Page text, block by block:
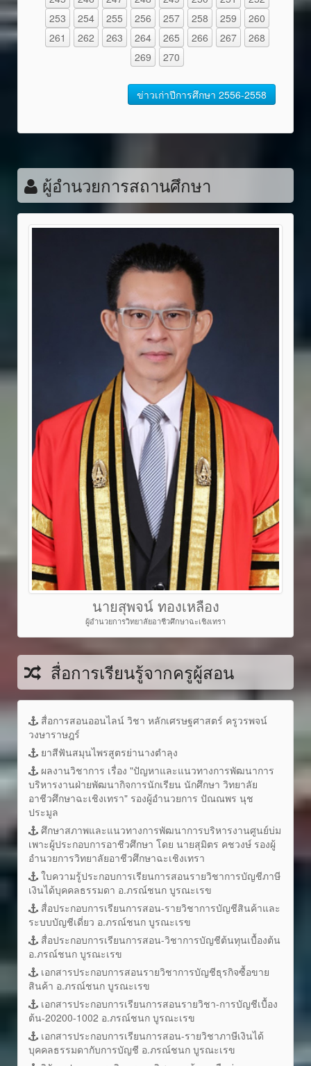
253
254 255 256 257 258 259
260
261
262 263 264 265 266 267
268
269
270
ข่าวเก่าปีการศึกษา 2556-2558
ผู้อำนวยการสถานศึกษา
นายสุพจน์ ทองเหลือง
ผู้อำนวยการวิทยาลัยอาชีวศึกษาฉะเชิงเทรา
สื่อการเรียนรู้จากครูผู้สอน
สื่อการสอนออนไลน์ วิชา หลักเศรษฐศาสตร์ ครูวรพจน์
วงษาราษฎร์
ยาสีฟันสมุนไพรสูตรย่านางตำลุง
ผลงานวิชาการ เรื่อง "ปัญหาและแนวทางการพัฒนาการ
บริหารงานฝ่ายพัฒนากิจการนักเรียน นักศึกษา วิทยาลัย
อาชีวศึกษาฉะเชิงเทรา" รองผู้อำนวยการ ปัณณพร นุช
ประมูล
ศึกษาสภาพและแนวทางการพัฒนาการบริหารงานศูนย์บ่ม
เพาะผู้ประกอบการอาชีวศึกษา โดย นายสุมิตร คชวงษ์ รองผู้
อำนวยการวิทยาลัยอาชีวศึกษาฉะเชิงเทรา
ใบความรู้ประกอบการเรียนการสอนรายวิชาการบัญชีภาษี
เงินได้บุคคลธรรมดา อ.ภรณ์ชนก บูรณะเรข
สื่อประกอบการเรียนการสอน-รายวิชาการบัญชีสินค้าและ
ระบบบัญชีเดี่ยว อ.ภรณ์ชนก บูรณะเรข
สื่อประกอบการเรียนการสอน-วิชาการบัญชีต้นทุนเบื้องต้น
อ.ภรณ์ชนก บูรณะเรข
เอกสารประกอบการสอนรายวิชาการบัญชีธุรกิจซื้อขาย
สินค้า อ.ภรณ์ชนก บูรณะเรข
เอกสารประกอบการเรียนการสอนรายวิชา-การบัญชีเบื้อง
ต้น-20200-1002 อ.ภรณ์ชนก บูรณะเรข
เอกสารประกอบการเรียนการสอน-รายวิชาภาษีเงินได้
บุคคลธรรมดากับการบัญชี อ.ภรณ์ชนก บูรณะเรข